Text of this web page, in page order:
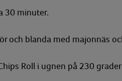
30 minuter.
och blanda med majonnäs
Roll i ugnen på 230